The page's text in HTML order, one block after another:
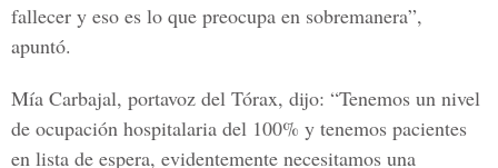
fallecer y eso es lo que preocupa en sobremanera”,
apuntó.
Mía Carbajal, portavoz del Tórax, dijo: “Tenemos un nivel
de ocupación hospitalaria del 100% y tenemos pacientes
en lista de espera, evidentemente necesitamos una